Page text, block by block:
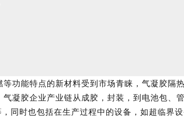
功能特点的新材料受到市场青睐，气凝胶隔
凝胶企业产业链从成胶，封装，到电池包、
同时也包括在生产过程中的设备，如超临界